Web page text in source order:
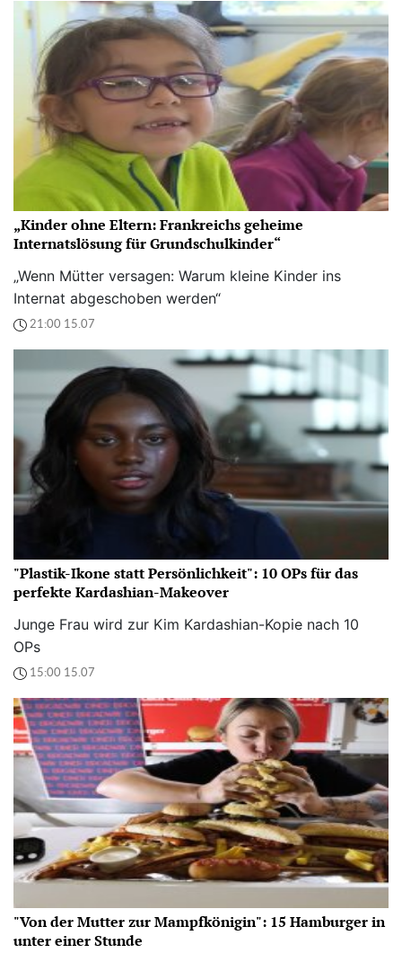
„Kinder ohne Eltern: Frankreichs geheime
Internatslösung für Grundschulkinder“
„Wenn Mütter versagen: Warum kleine Kinder ins
Internat abgeschoben werden“
21:00 15.07
"Plastik-Ikone statt Persönlichkeit": 10 OPs für das
perfekte Kardashian-Makeover
Junge Frau wird zur Kim Kardashian-Kopie nach 10
OPs
15:00 15.07
"Von der Mutter zur Mampfkönigin": 15 Hamburger in
unter einer Stunde